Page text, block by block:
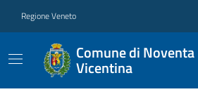
Regione Veneto
Comune di Noventa
Vicentina